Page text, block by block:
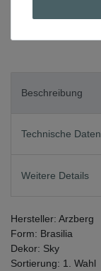
Beschreibung
Technische Daten
Weitere Details
Hersteller: Arzberg
Form: Brasilia
Dekor: Sky
Sortierung: 1. Wahl